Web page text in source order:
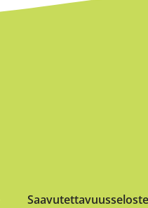
Saavutettavuusseloste